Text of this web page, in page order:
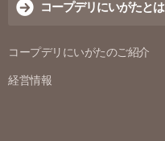
コープデリにいがたとは
コープデリにいがたのご紹介
経営情報